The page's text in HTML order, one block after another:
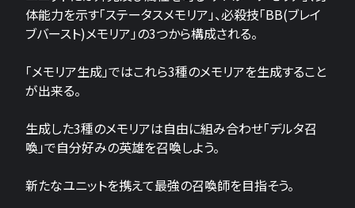
体能力を示す「ステータスメモリア」、必殺技「BB(ブレイ
ブバースト)メモリア」の3つから構成される。
「メモリア生成」ではこれら3種のメモリアを生成すること
が出来る。
生成した3種のメモリアは自由に組み合わせ「デルタ召
喚」で自分好みの英雄を召喚しよう。
新たなユニットを携えて最強の召喚師を目指そう。